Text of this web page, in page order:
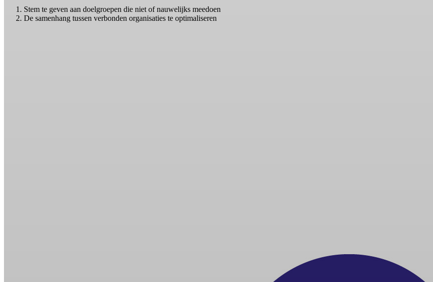
Stem te geven aan doelgroepen die niet of nauwelijks meedoen
De samenhang tussen verbonden organisaties te optimaliseren